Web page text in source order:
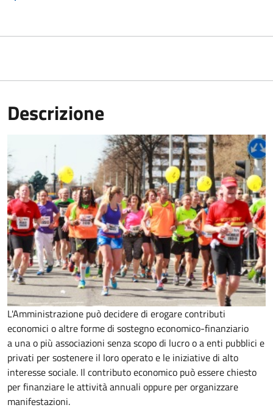
Descrizione
L'Amministrazione può decidere di erogare contributi
economici o altre forme di sostegno economico-finanziario
a una o più associazioni senza scopo di lucro o a enti pubblici e
privati per sostenere il loro operato e le iniziative di alto
interesse sociale. Il contributo economico può essere chiesto
per finanziare le attività annuali oppure per organizzare
manifestazioni.